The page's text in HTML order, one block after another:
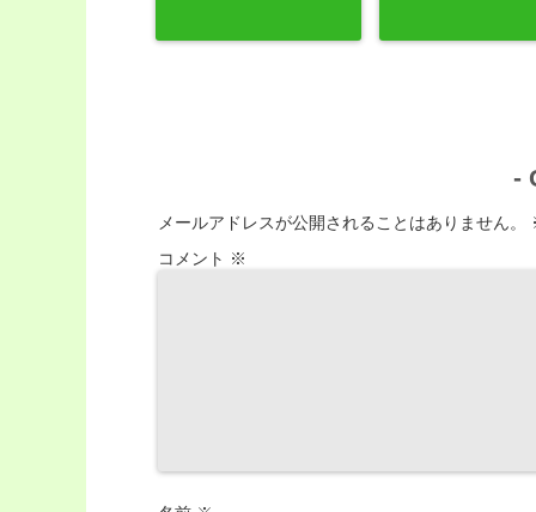
-
メールアドレスが公開されることはありません。
コメント ※